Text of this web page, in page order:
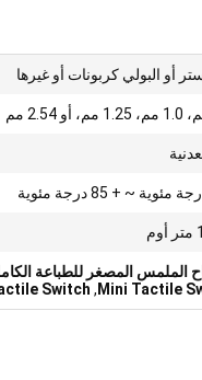
أو البولي كربونات أو غيرها
الملمس المصغر للطباعة
Mini Tactile
,
Switch